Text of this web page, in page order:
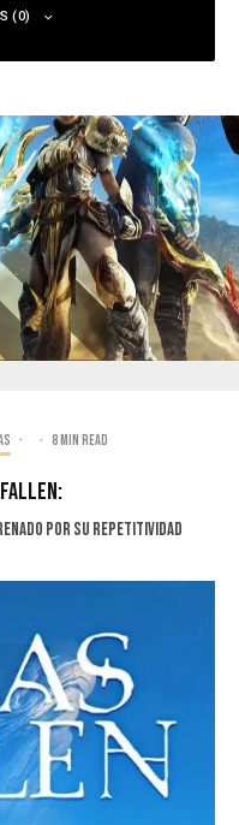
(0)
· · 8 min read
Fallen:
Por Su Repetitividad